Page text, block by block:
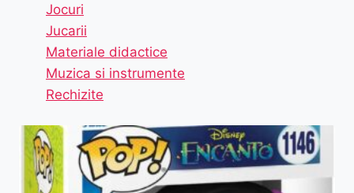
Jocuri
Jucarii
Materiale didactice
Muzica si instrumente
Rechizite